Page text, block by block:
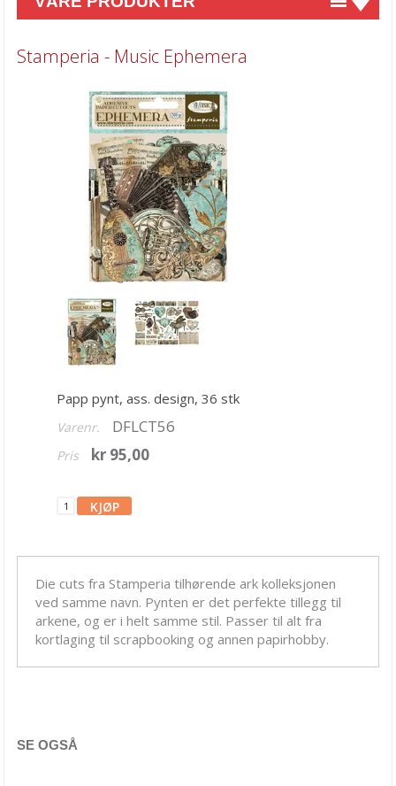
Kurs & aktiviteter
Kort & Scrapbooking
Mønsterpapir
Kartong 12x12 inch
Motiv til kortlaging
Spesial Papir
Stæsj & pynt
Alfabet
Bling & glitter
Blomster
Brads & Eyelets
Washitape & Dekortape
Diverse pynt
Grungeboard & lerret
Hotfix
Stamperia - Music Ephemera
Papp pynt, ass. design, 36 stk
Varenr. DFLCT56
Pris kr 95,00
Die cuts fra Stamperia tilhørende ark kolleksjonen
ved samme navn. Pynten er det perfekte tillegg til
arkene, og er i helt samme stil. Passer til alt fra
kortlaging til scrapbooking og annen papirhobby.
SE OGSÅ